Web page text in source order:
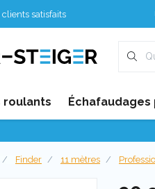
satisfaits
roulants Échafaudages
Finder 11 mètres